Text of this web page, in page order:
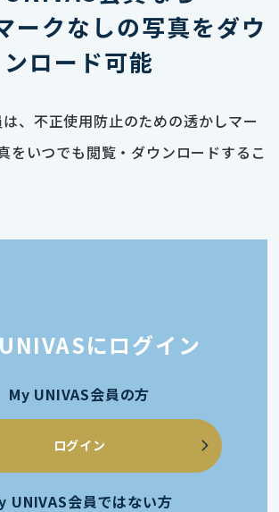
ークなしの写真をダウ
ンロード可能
、不正使用防止のための透かしマー
をいつでも閲覧・ダウンロードするこ
にログイン
My UNIVAS会員の方
ログイン
UNIVAS会員ではない方